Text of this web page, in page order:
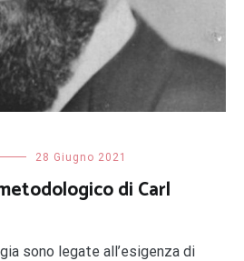
28 Giugno 2021
di Carl
sono legate all’esigenza di